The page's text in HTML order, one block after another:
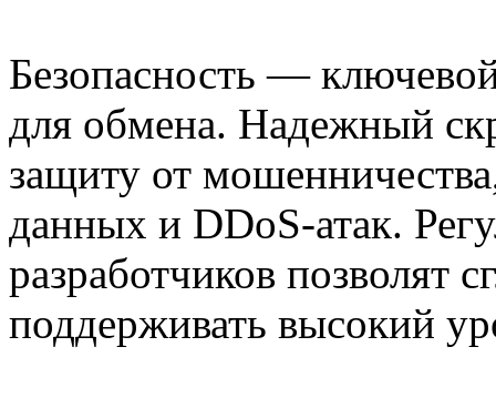
Безопасность —
для обмена. Надежный
защиту от
данных и DDoS-атак.
разработчиков позволят
поддерживать высокий